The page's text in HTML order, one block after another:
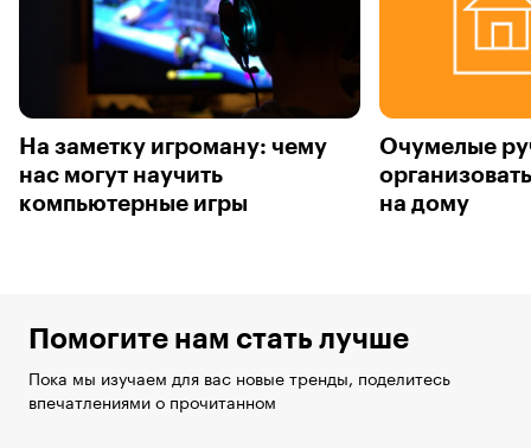
На заметку игроману: чему
нас могут научить
компьютерные игры
Очумелые
на дому
Помогите нам стать лучше
Пока мы изучаем для вас новые тренды, поделитесь
впечатлениями о прочитанном